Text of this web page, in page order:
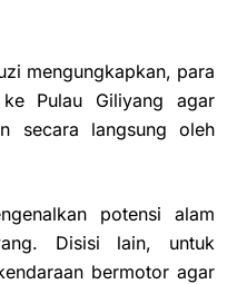
mengungkapkan, para
Pulau Giliyang agar
secara langsung oleh
potensi alam
Disisi lain, untuk
bermotor agar